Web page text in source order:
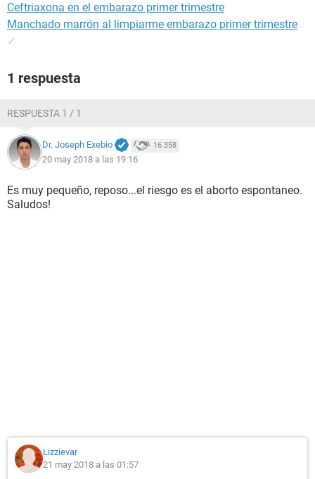
Ceftriaxona en el embarazo primer trimestre
Manchado marrón al limpiarme embarazo primer trimestre
✓
1 respuesta
RESPUESTA 1 / 1
Dr. Joseph Exebio 16.358
20 may 2018 a las 19:16
Es muy pequeño, reposo...el riesgo es el aborto espontaneo.
Saludos!
Lizzievar
21 may 2018 a las 01:57